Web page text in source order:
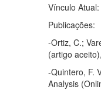
Vínculo
Publicações:
-Ortiz, C.;
(artigo
-Quintero, F.
Analysis